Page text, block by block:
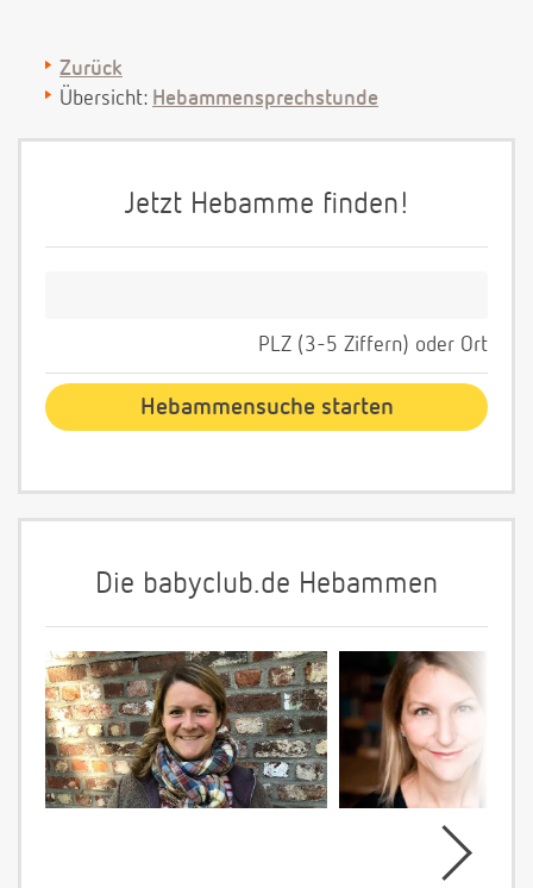
Zurück
Übersicht: Hebammensprechstunde
Jetzt Hebamme finden!
PLZ (3-5 Ziffern) oder Ort
Die babyclub.de Hebammen